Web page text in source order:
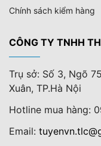
Chính sách kiểm hàng
CÔNG TY TNHH
Trụ sở: Số 3, Ngõ
Xuân, TP.Hà Nội
Hotline mua hàng:
Email: